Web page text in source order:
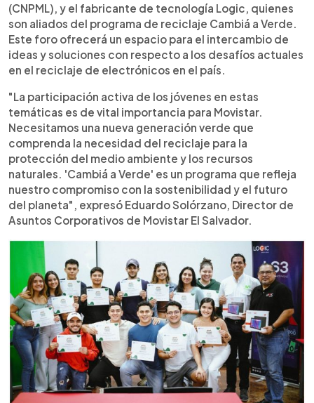
(CNPML), y el fabricante de tecnología Logic, quienes
son aliados del programa de reciclaje Cambiá a Verde.
Este foro ofrecerá un espacio para el intercambio de
ideas y soluciones con respecto a los desafíos actuales
en el reciclaje de electrónicos en el país.
"La participación activa de los jóvenes en estas
temáticas es de vital importancia para Movistar.
Necesitamos una nueva generación verde que
comprenda la necesidad del reciclaje para la
protección del medio ambiente y los recursos
naturales. 'Cambiá a Verde' es un programa que refleja
nuestro compromiso con la sostenibilidad y el futuro
del planeta", expresó Eduardo Solórzano, Director de
Asuntos Corporativos de Movistar El Salvador.